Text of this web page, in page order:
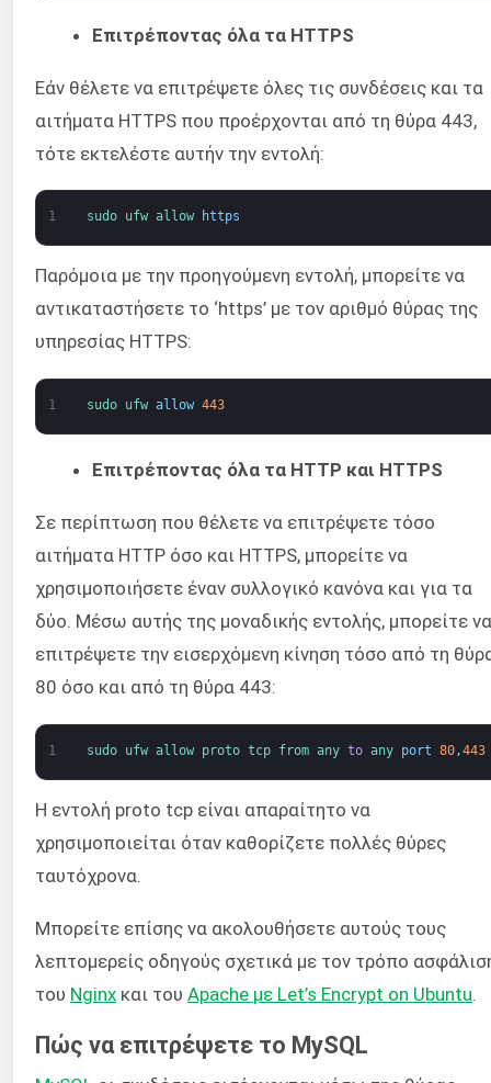
Επιτρέποντας όλα τα HTTPS
Εάν θέλετε να επιτρέψετε όλες τις συνδέσεις και τα
αιτήματα HTTPS που προέρχονται από τη θύρα 443,
τότε εκτελέστε αυτήν την εντολή:
1 sudo ufw allow https
Παρόμοια με την προηγούμενη εντολή, μπορείτε να
αντικαταστήσετε το ‘https’ με τον αριθμό θύρας της
υπηρεσίας HTTPS:
1 sudo ufw allow 443
Επιτρέποντας όλα τα HTTP και HTTPS
Σε περίπτωση που θέλετε να επιτρέψετε τόσο
αιτήματα HTTP όσο και HTTPS, μπορείτε να
χρησιμοποιήσετε έναν συλλογικό κανόνα και για τα
δύο. Μέσω αυτής της μοναδικής εντολής, μπορείτε να
επιτρέψετε την εισερχόμενη κίνηση τόσο από τη
80 όσο και από τη θύρα 443:
1 sudo ufw allow proto tcp from any to any port 80,443
Η εντολή proto tcp είναι απαραίτητο να
χρησιμοποιείται όταν καθορίζετε πολλές θύρες
ταυτόχρονα.
Μπορείτε επίσης να ακολουθήσετε αυτούς τους
λεπτομερείς οδηγούς σχετικά με τον τρόπο
του Nginx και του Apache με Let’s Encrypt on Ubuntu.
Πώς να επιτρέψετε το MySQL